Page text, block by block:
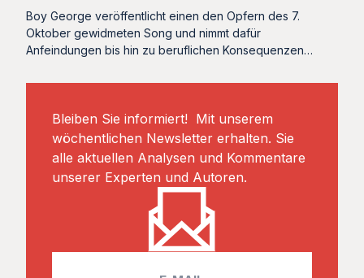
Boy George veröffentlicht einen den Opfern des 7.
Oktober gewidmeten Song und nimmt dafür
Anfeindungen bis hin zu beruflichen Konsequenzen…
Bleiben Sie informiert! Mit unserem
wöchentlichen Newsletter erhalten. Sie
alle aktuellen Analysen und Kommentare
unserer Experten und Autoren.